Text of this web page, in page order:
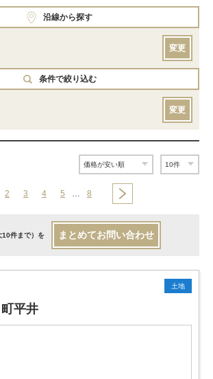
沿線から探す
変更
条件で絞り込む
変更
2 3 4 5 … 8
10件まで）を まとめてお問い合わせ
土地
平井